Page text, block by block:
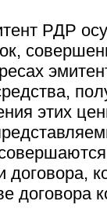
РДР
этих
договора,
договора